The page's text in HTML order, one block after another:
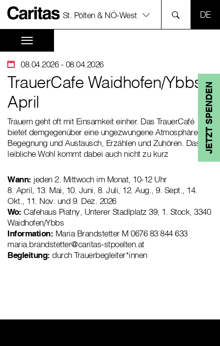
St. Pölten & NÖ-West
JETZT SPENDEN
08.04.2026- 08.04.2026
TrauerCafe Waidhofen/Ybbs
April
Trauern geht oft mit Einsamkeit einher. Das TrauerCafé
bietet demgegenüber eine ungezwungene Atmosphäre für
Begegnung und Austausch, Erzählen und Zuhören. Das
leibliche Wohl kommt dabei auch nicht zu kurz
Wann: jeden 2. Mittwoch im Monat, 10-12 Uhr
8. April, 13. Mai, 10. Juni, 8. Juli, 12. Aug., 9. Sept., 14.
Okt., 11. Nov. und 9. Dez. 2026
Wo: Cafehaus Piatny, Unterer Stadlplatz 39, 1. Stock, 3340
Waidhofen/Ybbs
Information: Maria Brandstetter M 0676 83 844 633
maria.brandstetter@caritas-stpoelten.at
Begleitung: durch Trauerbegleiter*innen